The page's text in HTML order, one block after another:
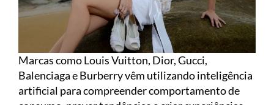
Marcas como Louis Vuitton, Dior, Gucci,
Balenciaga e Burberry vêm utilizando inteligência
artificial para compreender comportamento de